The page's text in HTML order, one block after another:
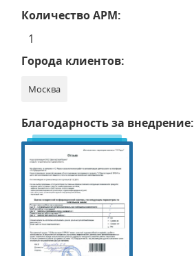
Количество АРМ:
1
Города клиентов:
Москва
Благодарность за внедрение: